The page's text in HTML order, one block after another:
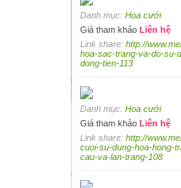
Danh mục:Hoa cưới
Giá tham khảoLiên hệ
Link share:http://
Danh mục: Hoa cưới
Giá tham khảo Liên hệ
Link share: http://
hoa-sac-trang-va-do-su-
dong-tien-113
Danh mục: Hoa cưới
Giá tham khảo Liên hệ
Link share: http://
cuoi-su-dung-hoa-hong-
cau-va-lan-trang-108